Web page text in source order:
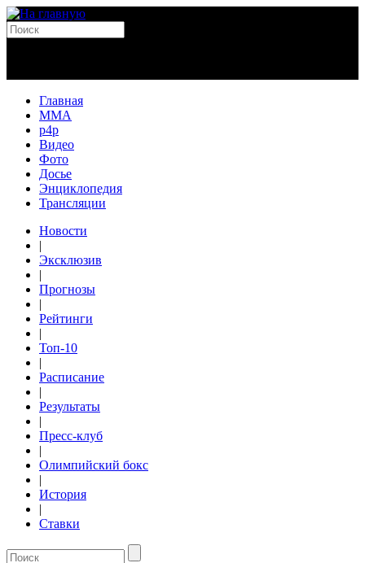
Главная
MMA
p4p
Видео
Фото
Досье
Энциклопедия
Трансляции
Новости
|
Эксклюзив
|
Прогнозы
|
Рейтинги
|
Топ-10
|
Расписание
|
Результаты
|
Пресс-клуб
|
Олимпийский бокс
|
История
|
Ставки